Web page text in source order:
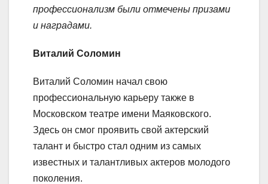
профессионализм были отмечены призами
и наградами.
Виталий Соломин
Виталий Соломин начал свою
профессиональную карьеру также в
Московском театре имени Маяковского.
Здесь он смог проявить свой актерский
талант и быстро стал одним из самых
известных и талантливых актеров молодого
поколения.